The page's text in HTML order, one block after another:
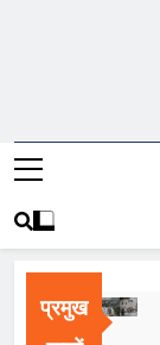
प्रमुख